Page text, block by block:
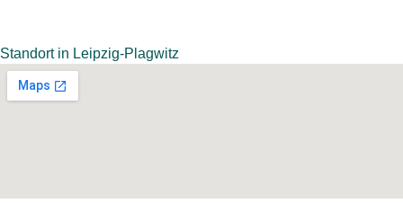
Standort in Leipzig-Plagwitz